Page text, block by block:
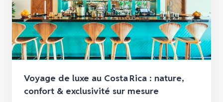
Voyage de luxe au Costa Rica : nature,
confort & exclusivité sur mesure